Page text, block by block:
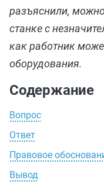
разъяснили,
станке с
как работник
оборудования.
Содержание
Вопрос
Ответ
Правовое
Вывод